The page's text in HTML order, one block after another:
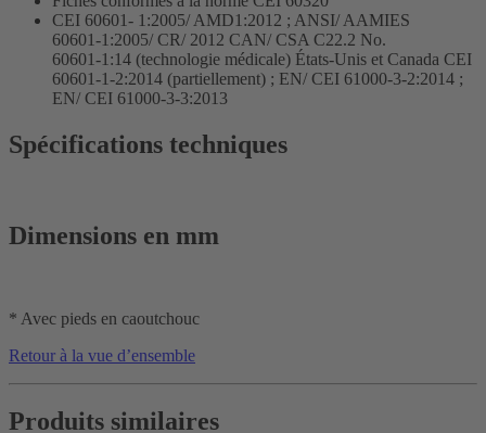
CEI 60601- 1:2005/ AMD1:2012 ; ANSI/ AAMIES
60601-1:2005/ CR/ 2012 CAN/ CSA C22.2 No.
60601-1:14 (technologie médicale) États-Unis et Canada CEI
60601-1-2:2014 (partiellement) ; EN/ CEI 61000-3-2:2014 ;
EN/ CEI 61000-3-3:2013
Spécifications techniques
Dimensions en mm
* Avec pieds en caoutchouc
Retour à la vue d’ensemble
Produits similaires